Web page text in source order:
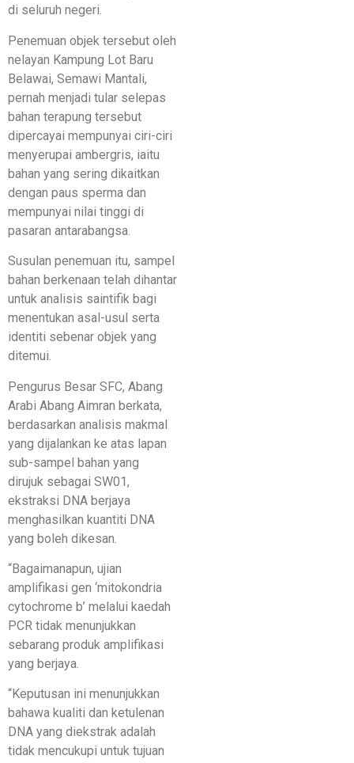
di seluruh negeri.
Penemuan objek tersebut oleh
nelayan Kampung Lot Baru
Belawai, Semawi Mantali,
pernah menjadi tular selepas
bahan terapung tersebut
dipercayai mempunyai ciri-ciri
menyerupai ambergris, iaitu
bahan yang sering dikaitkan
dengan paus sperma dan
mempunyai nilai tinggi di
pasaran antarabangsa.
Susulan penemuan itu, sampel
bahan berkenaan telah dihantar
untuk analisis saintifik bagi
menentukan asal-usul serta
identiti sebenar objek yang
ditemui.
Pengurus Besar SFC, Abang
Arabi Abang Aimran berkata,
berdasarkan analisis makmal
yang dijalankan ke atas lapan
sub-sampel bahan yang
dirujuk sebagai SW01,
ekstraksi DNA berjaya
menghasilkan kuantiti DNA
yang boleh dikesan.
“Bagaimanapun, ujian
amplifikasi gen ‘mitokondria
cytochrome b’ melalui kaedah
PCR tidak menunjukkan
sebarang produk amplifikasi
yang berjaya.
“Keputusan ini menunjukkan
bahawa kualiti dan ketulenan
DNA yang diekstrak adalah
tidak mencukupi untuk tujuan